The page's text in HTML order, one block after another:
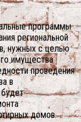
программы
региональной
нужных с целью
имущества
проведения
в
домов.